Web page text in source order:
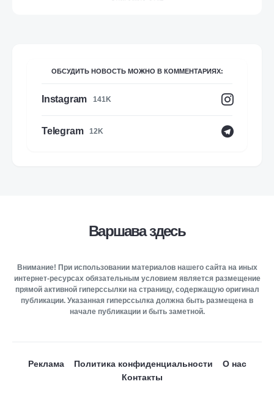
ОБСУДИТЬ НОВОСТЬ МОЖНО В КОММЕНТАРИЯХ:
Instagram 141K
Telegram 12K
Варшава здесь
Внимание! При использовании материалов нашего сайта на иных
интернет-ресурсах обязательным условием является размещение
прямой активной гиперссылки на страницу, содержащую оригинал
публикации. Указанная гиперссылка должна быть размещена в
начале публикации и быть заметной.
Реклама Политика конфиденциальности
О нас
Контакты